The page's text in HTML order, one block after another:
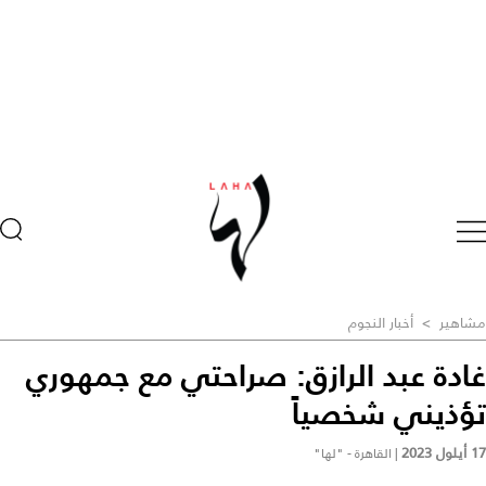
مشاهير > أخبار النجوم
غادة عبد الرازق: صراحتي مع جمهوري
تؤذيني شخصياً
17 أيلول 2023 | القاهرة - "لها"